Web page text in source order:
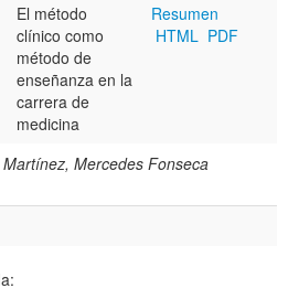
El método
clínico como
método de
enseñanza en la
carrera de
medicina
Resumen
HTML PDF
Mercedes Fonseca